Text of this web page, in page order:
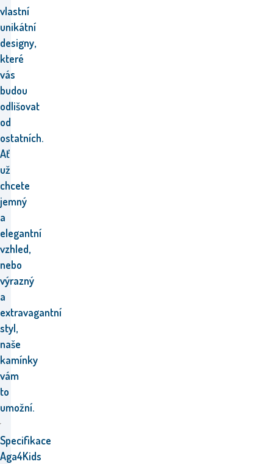
vlastní
unikátní
designy,
které
vás
budou
odlišovat
od
ostatních.
Ať
už
chcete
jemný
a
elegantní
vzhled,
nebo
výrazný
a
extravagantní
styl,
naše
kamínky
vám
to
umožní.
Specifikace
Aga4Kids